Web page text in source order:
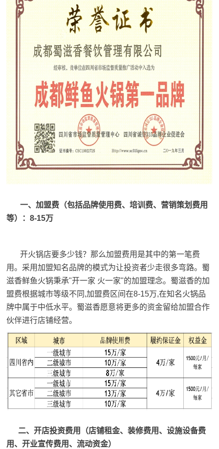
一、加盟费（包括品牌使用费、培训费、营销策划费用
等）：8-15万
开火锅店要多少钱？那么加盟费用是其中的第一笔费
用。采用加盟知名品牌的模式为让投资者少走很多弯路。蜀
滋香鲜鱼火锅秉承"开一家 火一家"的加盟理念。蜀滋香的加
盟费根据城市等级不同,加盟费区间在8-15万,在知名火锅品
牌中属于中低水平。蜀滋香愿意将更多的资金留给加盟合作
伙伴进行店铺经营。
二、开店投资费用（店铺租金、装修费用、设施设备费
用、开业宣传费用、流动资金）